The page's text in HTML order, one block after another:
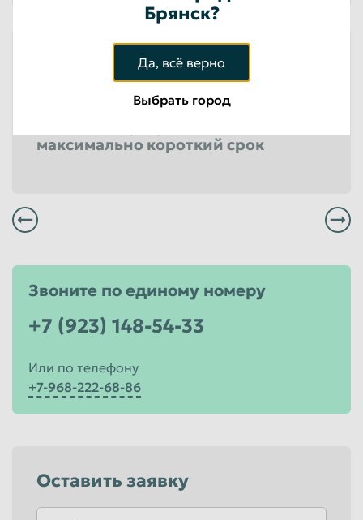
Меньше слов — больше
максимально короткий срок
Звоните по единому номеру
+7 (923) 148-54-33
Или по телефону
+7-968-222-68-86
Оставить заявку
Брянск?
Да, всё верно
Выбрать город